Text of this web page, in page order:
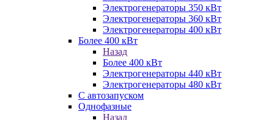
Электрогенераторы 350 кВт
Электрогенераторы 360 кВт
Электрогенераторы 400 кВт
Более 400 кВт
Назад
Более 400 кВт
Электрогенераторы 440 кВт
Электрогенераторы 480 кВт
С автозапуском
Однофазные
Назад